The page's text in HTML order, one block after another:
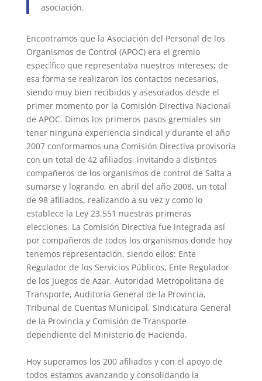
asociación.
Encontramos que la Asociación del Personal de los
Organismos de Control (APOC) era el gremio
específico que representaba nuestros intereses; de
esa forma se realizaron los contactos necesarios,
siendo muy bien recibidos y asesorados desde el
primer momento por la Comisión Directiva Nacional
de APOC. Dimos los primeros pasos gremiales sin
tener ninguna experiencia sindical y durante el año
2007 conformamos una Comisión Directiva provisoria
con un total de 42 afiliados, invitando a distintos
compañeros de los organismos de control de Salta a
sumarse y logrando, en abril del año 2008, un total
de 98 afiliados, realizando a su vez y como lo
establece la Ley 23.551 nuestras primeras
elecciones. La Comisión Directiva fue integrada así
por compañeros de todos los organismos donde hoy
tenemos representación, siendo ellos: Ente
Regulador de los Servicios Públicos, Ente Regulador
de los Juegos de Azar, Autoridad Metropolitana de
Transporte, Auditoria General de la Provincia,
Tribunal de Cuentas Municipal, Sindicatura General
de la Provincia y Comisión de Transporte
dependiente del Ministerio de Hacienda.
Hoy superamos los 200 afiliados y con el apoyo de
todos estamos avanzando y consolidando la